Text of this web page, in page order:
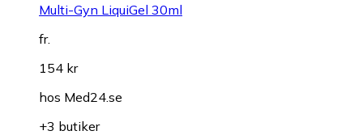
Multi-Gyn LiquiGel 30ml
fr.
154 kr
hos Med24.se
+3 butiker